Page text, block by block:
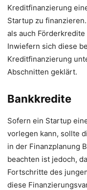
Kreditfinanzierung
Startup zu
als auch
Inwiefern sich diese
Kreditfinanzierung
Abschnitten geklärt.
Bankkredite
Sofern ein Startup
vorlegen kann, sollte
in der Finanzplanung
beachten ist jedoch,
Fortschritte des
diese